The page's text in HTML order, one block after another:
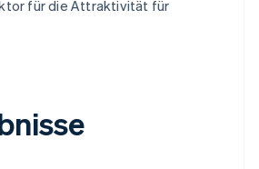
für die Attraktivität für